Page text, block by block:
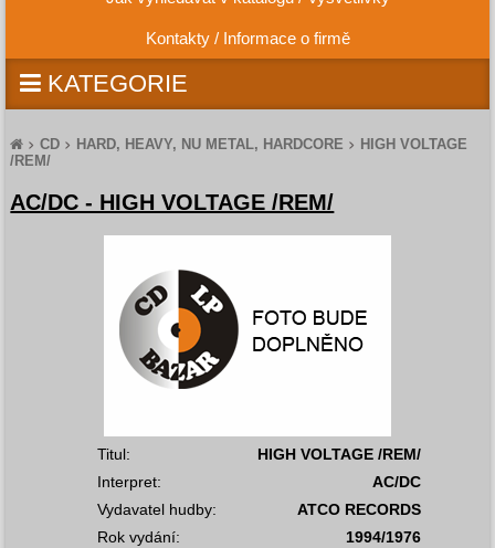
Kontakty / Informace o firmě
KATEGORIE
CD HARD, HEAVY, NU METAL, HARDCORE
HIGH VOLTAGE
/REM/
AC/DC - HIGH VOLTAGE /REM/
Titul:
HIGH VOLTAGE /REM/
Interpret:
AC/DC
Vydavatel hudby:
ATCO RECORDS
Rok vydání:
1994/1976